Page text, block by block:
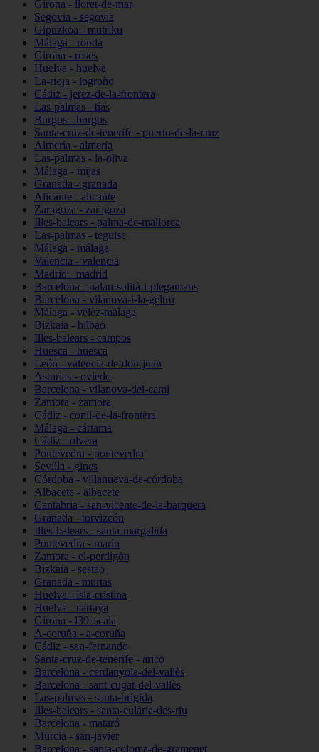
Girona - lloret-de-mar
Segovia - segovia
Gipuzkoa - mutriku
Málaga - ronda
Girona - roses
Huelva - huelva
La-rioja - logroño
Cádiz - jerez-de-la-frontera
Las-palmas - tías
Burgos - burgos
Santa-cruz-de-tenerife - puerto-de-la-cruz
Almería - almería
Las-palmas - la-oliva
Málaga - mijas
Granada - granada
Alicante - alicante
Zaragoza - zaragoza
Illes-balears - palma-de-mallorca
Las-palmas - teguise
Málaga - málaga
Valencia - valencia
Madrid - madrid
Barcelona - palau-solità-i-plegamans
Barcelona - vilanova-i-la-geltrú
Málaga - vélez-málaga
Bizkaia - bilbao
Illes-balears - campos
Huesca - huesca
León - valencia-de-don-juan
Asturias - oviedo
Barcelona - vilanova-del-camí
Zamora - zamora
Cádiz - conil-de-la-frontera
Málaga - cártama
Cádiz - olvera
Pontevedra - pontevedra
Sevilla - gines
Córdoba - villanueva-de-córdoba
Albacete - albacete
Cantabria - san-vicente-de-la-barquera
Granada - torvizcón
Illes-balears - santa-margalida
Pontevedra - marín
Zamora - el-perdigón
Bizkaia - sestao
Granada - murtas
Huelva - isla-cristina
Huelva - cartaya
Girona - l39escala
A-coruña - a-coruña
Cádiz - san-fernando
Santa-cruz-de-tenerife - arico
Barcelona - cerdanyola-del-vallès
Barcelona - sant-cugat-del-vallès
Las-palmas - santa-brígida
Illes-balears - santa-eulària-des-riu
Barcelona - mataró
Murcia - san-javier
Barcelona - santa-coloma-de-gramenet